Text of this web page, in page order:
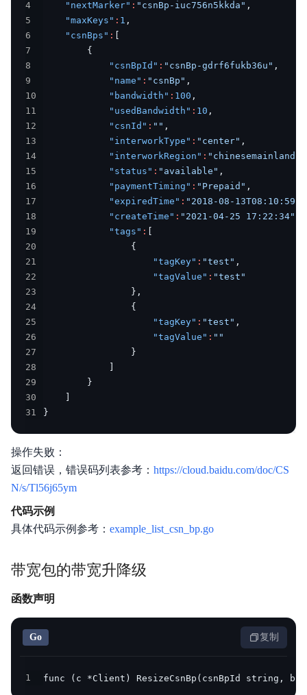
4 "nextMarker" : "csnBp-iuc756n5kkda" ,
5
"maxKeys" : 1 ,
6
"csnBps" : [
7
{
8
"csnBpId" : "csnBp-gdrf6fukb36u" ,
9
"name" : "csnBp" ,
10
"bandwidth" : 100 ,
11
"usedBandwidth" : 10 ,
12
"csnId" : "" ,
13
"interworkType" : "center" ,
14
"interworkRegion" : "chinesemainland"
15
"status" : "available" ,
16
"paymentTiming" : "Prepaid" ,
17
"expiredTime" : "2018-08-13T08:10:59Z"
18
"createTime" : "2021-04-25 17:22:34"
19
"tags" : [
20
{
21
"tagKey" : "test" ,
22
"tagValue" : "test"
23
} ,
24
{
25
"tagKey" : "test" ,
26
"tagValue" : ""
27
}
28
]
29
}
30
]
31
}
操作失败：
返回错误，错误码列表参考： https://cloud.baidu.com/doc/CS
N/s/Tl56j65ym
代码示例
具体代码示例参考： example_list_csn_bp.go
带宽包的带宽升降级
函数声明
Go 复制
1 func (c *Client) ResizeCsnBp(csnBpId string,